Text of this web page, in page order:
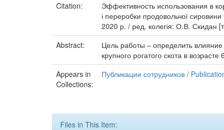
Citation:
Эффективность использования в
і переробки продовольчої
2020 р. / ред. колегія: О.В. Скидан
Abstract:
Цель работы – определить
крупного рогатого скота в
Appears in
Collections:
Публикации сотрудников /
Files in This Item: